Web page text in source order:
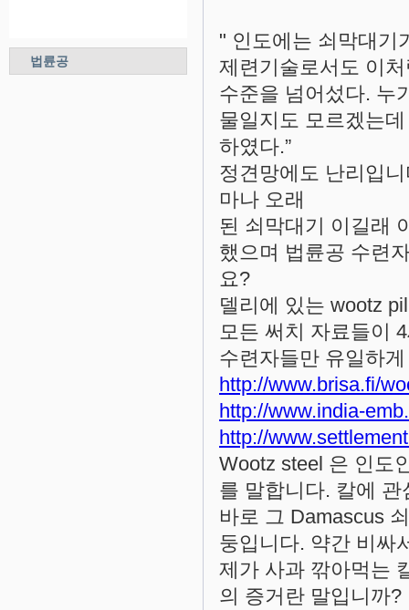
법륜공
" 인도에는 쇠막대기
제련기술로서도 이
수준을 넘어섰다. 누
물일지도 모르겠는
하였다.”
정견망에도 난리입
마나 오래
된 쇠막대기 이길래
했으며 법륜공 수련
요?
델리에 있는 wootz
모든 써치 자료들이
수련자들만 유일하
http://www.brisa.fi/
http://www.india-
http://
Wootz steel 은 인도
를 말합니다. 칼에
바로 그 Damascus
둥입니다. 약간 비싸
제가 사과 깎아먹는
의 증거란 말입니까